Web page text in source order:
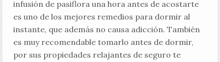
infusión de pasiflora una hora antes de acostarte
es uno de los mejores remedios para dormir al
instante, que además no causa adicción. También
es muy recomendable tomarlo antes de dormir,
por sus propiedades relajantes de seguro te